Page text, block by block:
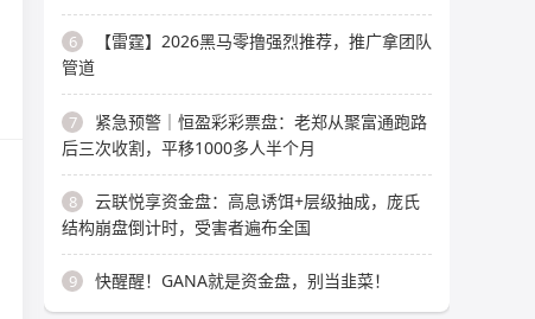
6
【雷霆】2026黑马零撸强烈推荐，推广拿团队
管道
7
紧急预警｜恒盈彩彩票盘：老郑从聚富通跑路
后三次收割，平移1000多人半个月
8
云联悦享资金盘：高息诱饵+层级抽成，庞氏
结构崩盘倒计时，受害者遍布全国
9 快醒醒！GANA就是资金盘，别当韭菜！